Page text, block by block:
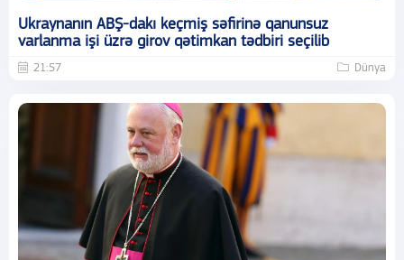
Ukraynanın ABŞ-dakı keçmiş səfirinə qanunsuz
varlanma işi üzrə girov qətimkan tədbiri seçilib
21:57 Dünya